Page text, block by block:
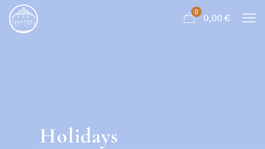
0 0,00€
Holidays